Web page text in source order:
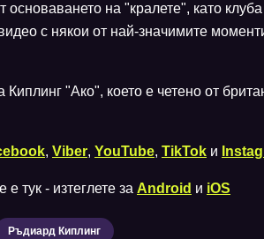
на "кралете", като
с някои от най-значимите
"Ако", което е четено от
, Viber, YouTube, TikTok и
тук - изтеглете за Android и iOS
Ръдиард Киплинг